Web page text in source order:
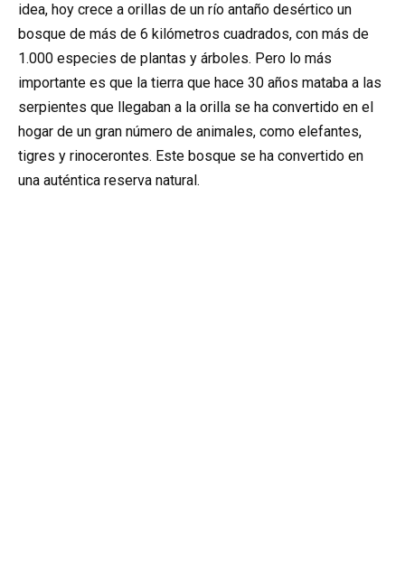
idea, hoy crece a orillas de un río antaño desértico un
bosque de más de 6 kilómetros cuadrados, con más de
1.000 especies de plantas y árboles. Pero lo más
importante es que la tierra que hace 30 años mataba a las
serpientes que llegaban a la orilla se ha convertido en el
hogar de un gran número de animales, como elefantes,
tigres y rinocerontes. Este bosque se ha convertido en
una auténtica reserva natural.